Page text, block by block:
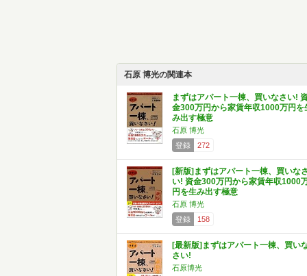
石原 博光の関連本
まずはアパート一棟、買いなさい!
金300万円から家賃年収1000万円を
み出す極意
石原 博光
登録
272
[新版]まずはアパート一棟、買いなさ
い! 資金300万円から家賃年収1000
円を生み出す極意
石原 博光
登録
158
[最新版]まずはアパート一棟、買い
さい!
石原博光